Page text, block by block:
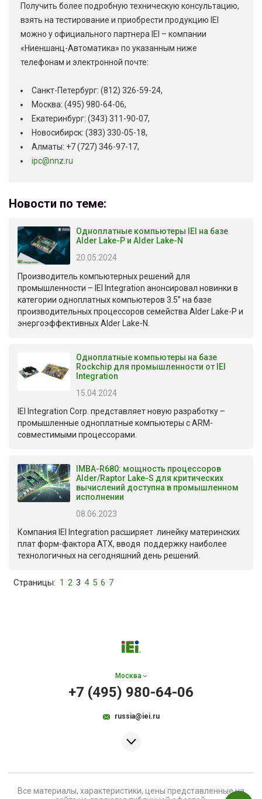
Получить более подробную техническую консультацию,
взять на тестирование и приобрести продукцию IEI
можно у официального партнера IEI – компании
«Ниеншанц-Автоматика» по указанным ниже
телефонам и электронной почте:
Санкт-Петербург: (812) 326-59-24,
Москва: (495) 980-64-06,
Екатеринбург: (343) 311-90-07,
Новосибирск: (383) 330-05-18,
Алматы: +7 (727) 346-97-17,
ipc@nnz.ru
Новости по теме:
Одноплатные компьютеры IEI на базе
Alder Lake-P и Alder Lake-N
20.05.2024
Производитель компьютерных решений для
промышленности – IEI Integration анонсировал новинки в
категории одноплатных компьютеров 3.5” на базе
производительных процессоров семейства Alder Lake-P и
энергоэффективных Alder Lake-N.
Одноплатные компьютеры на базе
Rockchip для промышленности от IEI
Integration
15.04.2024
IEI Integration Corp. представляет новую разработку –
промышленные одноплатные компьютеры с ARM-
совместимыми процессорами.
IMBA-R680: мощность процессоров
Alder/Raptor Lake-S для критических
вычислений доступна в промышленном
исполнении
08.06.2023
Компания IEI Integration расширяет линейку материнских
плат форм-фактора ATX, вводя поддержку наиболее
технологичных на сегодняшний день решений.
Страницы: 1 2 3 4 5 6 7
Москва
+7 (495) 980-64-06
russia@iei.ru
Все материалы, характеристики, цены представленные на